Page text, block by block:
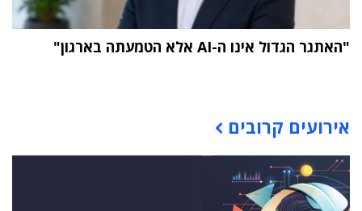
"האתגר הגדול אינו ה-AI אלא הטמעתה בארגון"
אירועים קרובים